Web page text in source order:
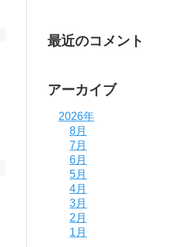
最近のコメント
アーカイブ
2026年
8月
7月
6月
5月
4月
3月
2月
1月